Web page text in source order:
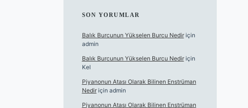
SON YORUMLAR
Balık Burcunun Yükselen Burcu Nediriçin
admin
Balık Burcunun Yükselen Burcu Nediriçin
Kel
Piyanonun Atası Olarak Bilinen Enstrüman
Nediriçin admin
Piyanonun Atası Olarak Bilinen Enstrüman